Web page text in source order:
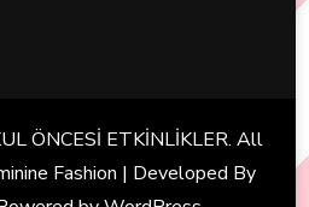
ÖNCESİ ETKİNLİKLER. All
Fashion | Developed By